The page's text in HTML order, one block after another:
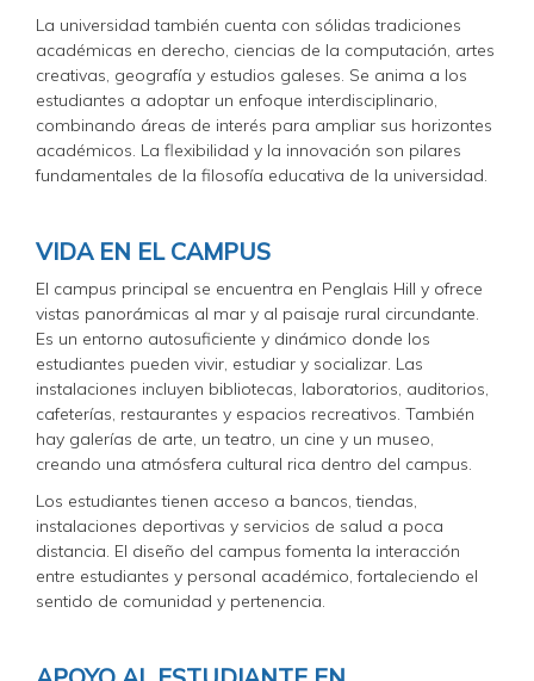
La universidad también cuenta con sólidas tradiciones
académicas en derecho, ciencias de la computación, artes
creativas, geografía y estudios galeses. Se anima a los
estudiantes a adoptar un enfoque interdisciplinario,
combinando áreas de interés para ampliar sus horizontes
académicos. La flexibilidad y la innovación son pilares
fundamentales de la filosofía educativa de la universidad.
VIDA EN EL CAMPUS
El campus principal se encuentra en Penglais Hill y ofrece
vistas panorámicas al mar y al paisaje rural circundante.
Es un entorno autosuficiente y dinámico donde los
estudiantes pueden vivir, estudiar y socializar. Las
instalaciones incluyen bibliotecas, laboratorios, auditorios,
cafeterías, restaurantes y espacios recreativos. También
hay galerías de arte, un teatro, un cine y un museo,
creando una atmósfera cultural rica dentro del campus.
Los estudiantes tienen acceso a bancos, tiendas,
instalaciones deportivas y servicios de salud a poca
distancia. El diseño del campus fomenta la interacción
entre estudiantes y personal académico, fortaleciendo el
sentido de comunidad y pertenencia.